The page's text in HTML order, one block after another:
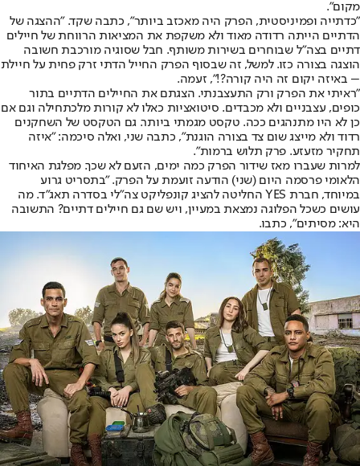
מקום".
"כדתייה ופמיניסטית, הפרק היה מאכזב ביותר", כתבה שקד. "ההצגה של
הדתיים הייתה רדודה מאוד ולא משקפת את המציאות הרווחת של חיילים
דתיים בצה"ל שבוחרים בשירות משותף. חבל שסוגיה מורכבת חשובה
הוצגה בצורה כזו. למשל, זה שבסוף הפרק החייל הדתי זרק פחית על חיילת
– באיזה יקום זה היה קורה?!", זעמה.
"ראיתי את הפרק ורק התעצבנתי. הצגתם את החיילים הדתיים בתור
כופים, עצבניים ולא מכבדים. סיטואציות כאלו לא קורות מלכתחילה וגם אם
כן לא היו מתנהגים ככה. טקסט מגמתי ביותר. גם הטקסט של השחקנים
רדוד ולא מייצג שום צד בצורה הוגנת", כתבה שני, ואלה סיכמה: "איזה
תחקיר מזעזע. פרק תלוש ברמות".
למרות שעברו מאז שידור הפרק כמה ימים, הזעם לא שכך. מפלגת האיחוד
הלאומי פרסמה היום (שני) הודעה זועמת על הפרק. ״בתסריט גרוע
במיוחד, חברת YES החליטה להציג קונפליקט צה"לי בסדרה תאג"ד. מה
עושים כשכל הפלוגה נמצאת במעיין, ויש שם גם חיילים דתיים? התשובה
היא: מסיתים", כתבו.